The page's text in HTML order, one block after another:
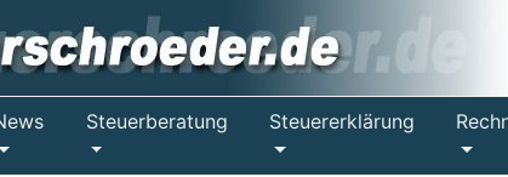
Steuerberatung Steuererklärung